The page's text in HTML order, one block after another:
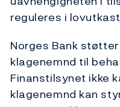
reguleres i
Norges Bank
klagenemnd til
Finanstilsynet ikke
klagenemnd kan